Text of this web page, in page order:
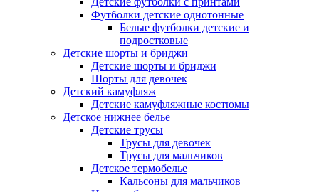
Футболки детские однотонные
Белые футболки детские и
подростковые
Детские шорты и бриджи
Детские шорты и бриджи
Шорты для девочек
Детский камуфляж
Детские камуфляжные костюмы
Детское нижнее белье
Детские трусы
Трусы для девочек
Трусы для мальчиков
Детское термобелье
Кальсоны для мальчиков